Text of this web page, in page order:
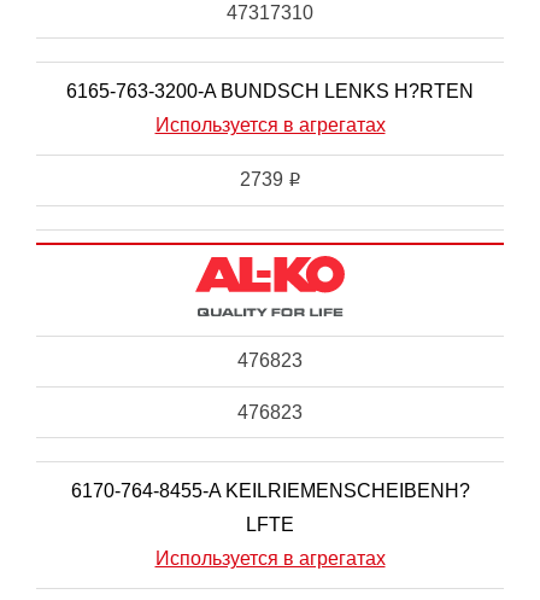
47317310
6165-763-3200-A BUNDSCH LENKS H?RTEN
Используется в агрегатах
2739 i
476823
476823
6170-764-8455-A KEILRIEMENSCHEIBENH?
LFTE
Используется в агрегатах